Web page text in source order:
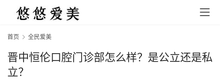
首页 全民爱美
晋中恒伦口腔门诊部怎么样？是公立还是私
立？